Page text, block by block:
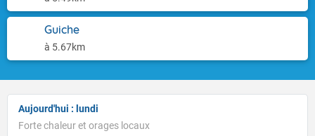
Guiche
à 5.67km
Aujourd'hui : lundi
Forte chaleur et orages locaux